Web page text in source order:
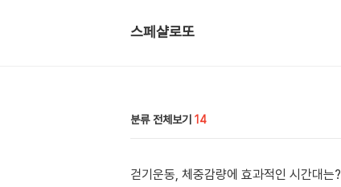
스페샬로또
분류 전체보기 14
걷기운동, 체중감량에 효과적인 시간대는?